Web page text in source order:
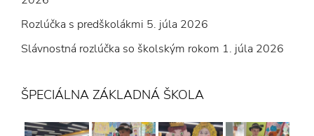
Rozlúčka s predškolákmi 5. júla 2026
Slávnostná rozlúčka so školským rokom 1. júla 2026
ŠPECIÁLNA ZÁKLADNÁ ŠKOLA